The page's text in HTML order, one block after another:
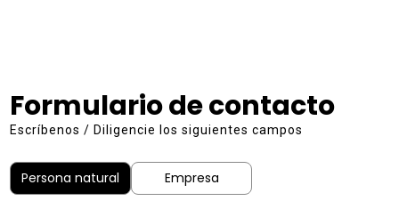
Formulario de contacto
Escríbenos / Diligencie los siguientes campos
Persona natural Empresa